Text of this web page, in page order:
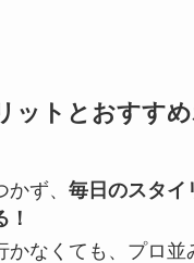
ットとおすす
かず、毎日のスタイ
かなくても、プロ並